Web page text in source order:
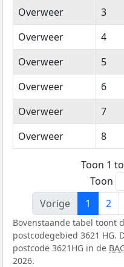
Overweer
3
Overweer
4
Overweer
5
Overweer
6
Overweer
7
Overweer
8
Toon 1
Toon
Vorige
1 2
Bovenstaande tabel toont
postcodegebied 3621 HG.
postcode 3621HG in de
2026.